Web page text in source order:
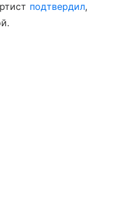
подтвердил,